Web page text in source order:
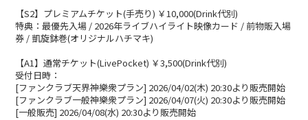
【S2】プレミアムチケット(手売り) ￥10,000(Drink代別)
特典：最優先入場 / 2026年ライブハイライト映像カード / 前物販入場
券 / 凱旋鉢巻(オリジナルハチマキ)
【A1】通常チケット(LivePocket) ￥3,500(Drink代別)
受付日時：
[ファンクラブ天界神樂衆プラン] 2026/04/02(木) 20:30より販売開始
[ファンクラブ一般神樂衆プラン] 2026/04/07(火) 20:30より販売開始
[一般販売] 2026/04/08(水) 20:30より販売開始